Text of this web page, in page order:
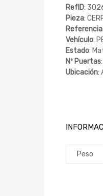
RefID:
Pieza:
Vehículo:
Estado:
Nº Puertas
Ubicación:
Peso